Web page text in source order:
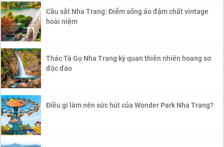
Cầu sắt Nha Trang: Điểm sống ảo đậm chất vintage
hoài niệm
Thác Tà Gụ Nha Trang kỳ quan thiên nhiên hoang sơ
độc đáo
Điều gì làm nên sức hút của Wonder Park Nha Trang?